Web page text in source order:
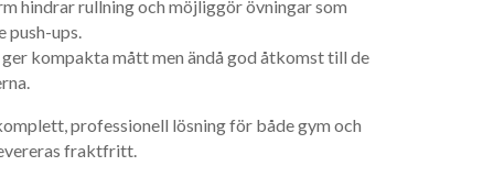
hindrar rullning och möjliggör övningar som
push-ups.
kompakta mått men ändå god åtkomst till de
professionell lösning för både gym och
fraktfritt.